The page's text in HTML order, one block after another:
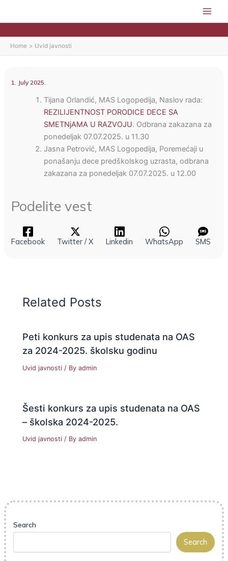
Home Uvid javnosti
1. July 2025.
Tijana Orlandić, MAS Logopedija, Naslov rada:
REZILIJENTNOST PORODICE DECE SA
SMETNjAMA U RAZVOJU. Odbrana zakazana za
ponedeljak 07.07.2025. u 11.30
Jasna Petrović, MAS Logopedija, Poremećaji u
ponašanju dece predškolskog uzrasta, odbrana
zakazana za ponedeljak 07.07.2025. u 12.00
Podelite vest
Facebook Twitter / X Linkedin WhatsApp SMS
Related Posts
Peti konkurs za upis studenata na OAS
za 2024-2025. školsku godinu
Uvid javnosti / Byadmin
Šesti konkurs za upis studenata na OAS
– školska 2024-2025.
Uvid javnosti / Byadmin
Search
Search